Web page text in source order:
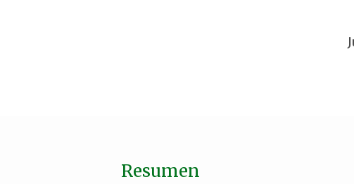
Resumen